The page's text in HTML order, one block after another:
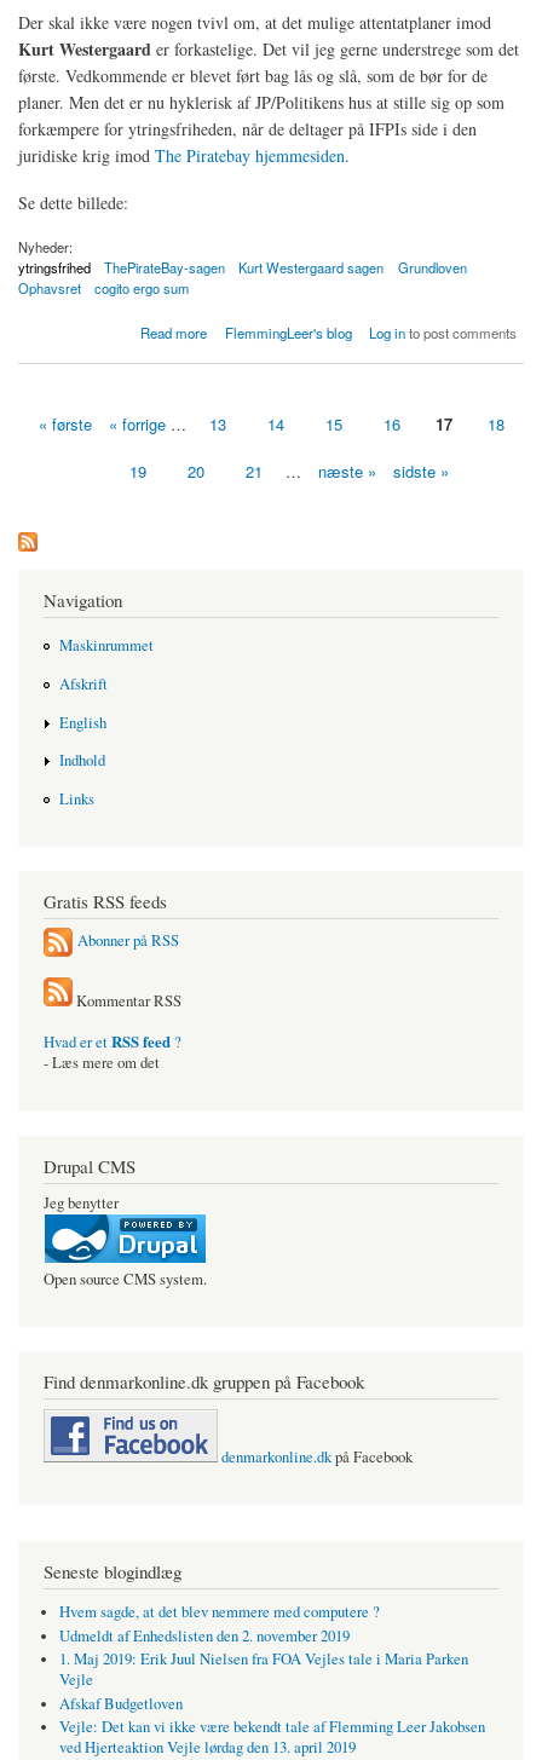
Der skal ikke være nogen tvivl om, at det mulige attentatplaner imod
Kurt Westergaard er forkastelige. Det vil jeg gerne understrege som det
første. Vedkommende er blevet ført bag lås og slå, som de bør for de
planer. Men det er nu hyklerisk af JP/Politikens hus at stille sig op som
forkæmpere for ytringsfriheden, når de deltager på IFPIs side i den
juridiske krig imod The Piratebay hjemmesiden.
Se dette billede:
Nyheder:
ytringsfrihed
ThePirateBay-sagen Kurt Westergaard sagen
Grundloven
Ophavsret
cogito ergo sum
Read more
about Hykleriske JP/Politikens hus i kamp for ytringsfriheden
FlemmingLeer's blog Log into post comments
Sider
« første « forrige … 13 14 15 16 17 18
19 20 21 … næste » sidste »
Navigation
Maskinrummet
Afskrift
English
Indhold
Links
Gratis RSS feeds
Abonner på RSS
Kommentar RSS
Hvad er etRSS feed ?
- Læs mere om det
Drupal CMS
Jeg benytter
Open source CMS system.
Find denmarkonline.dk gruppen på Facebook
denmarkonline.dkpå Facebook
Seneste blogindlæg
Hvem sagde, at det blev nemmere med computere ?
Udmeldt af Enhedslisten den 2. november 2019
1. Maj 2019: Erik Juul Nielsen fra FOA Vejles tale i Maria Parken
Vejle
Afskaf Budgetloven
Vejle: Det kan vi ikke være bekendt tale af Flemming Leer Jakobsen
ved Hjerteaktion Vejle lørdag den 13. april 2019